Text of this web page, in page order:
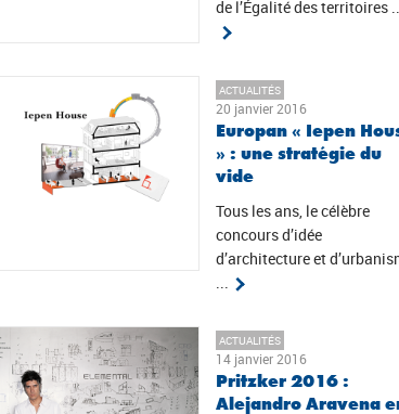
de l’Égalité des territoires
ACTUALITÉS
20 janvier 2016
Europan « Iepen
» : une stratégie du
vide
Tous les ans, le célèbre
concours d’idée
d’architecture et
...
ACTUALITÉS
14 janvier 2016
Pritzker 2016 :
Alejandro Aravena